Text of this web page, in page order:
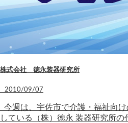
株式会社 徳永装器研究所
2010/09/07
今週は、宇佐市で介護・福祉向
している（株）徳永 装器研究所